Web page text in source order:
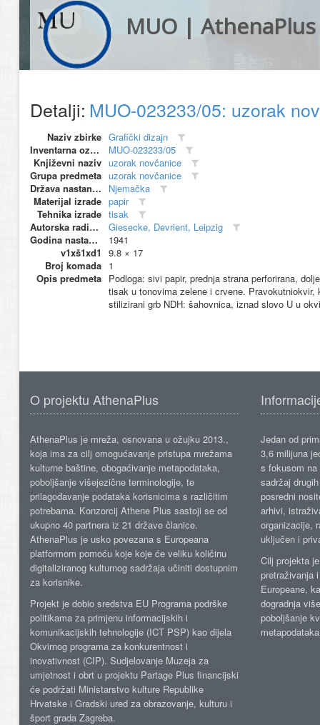
MUO | AthenaPlus
Detalji: MUO-023233/05: uzorak
Naziv zbirke Grafički dizajn
Inventarna oznaka
MUO-023233/05
Književni naziv uzorak novčanice
Grupa predmeta uzorak novčanice
Država nastanka
Njemačka
Materijal izrade papir
Tehnika izrade tisak
Autorska radionica (proizvođač)
Giesecke, Devrient, Leipzig
Godina nastanka
1941
v1xš1xd1
9.8 × 17
Broj komada 1
Opis predmeta Podloga: sivi papir, prednja strana perforirana,
tisak u tonovima zelene i crvene.
stilizirani grb NDH: šahovnica, iznad slovo U u
O projektu AthenaPlus
AthenaPlus je mreža, osnovana u ožujku 2013.,
koja ima za cilj omogućavanje pristupa mrežama
kulturne baštine, obogaćivanje metapodataka,
poboljšanje višejezične terminologije, te
prilagođavanje podataka korisnicima s različitim
potrebama. Konzorcij Athene Plus sastoji se od
ukupno 40 partnera iz 21 države članice.
AthenaPlus je usko povezana s Europeana
platformom pomoću koje koje će veliku količinu
digitaliziranog kulturnog sadržaja učiniti dostupnim
za korisnike.
Projekt je dobio sredstva EU Programa podrške
politikama za primjenu informacijskih i
komunikacijskih tehnologije (ICT PSP) kao dijela
Okvirnog programa za konkurentnost i
inovativnost (CIP). Sudjelovanje Muzeja za
umjetnost i obrt u projektu Partage Plus financijski
će podržati Ministarstvo kulture Republike
Hrvatske i Gradski ured za obrazovanje, kulturu i
šport grada Zagreba.
Jedan od
3,6 milijuna
s fokusom
sadržaj
posredni
arhivi,
organizacije,
uključen i
Cilj projekta
pretraživanja
Europeane,
dogradnja
poboljšanje